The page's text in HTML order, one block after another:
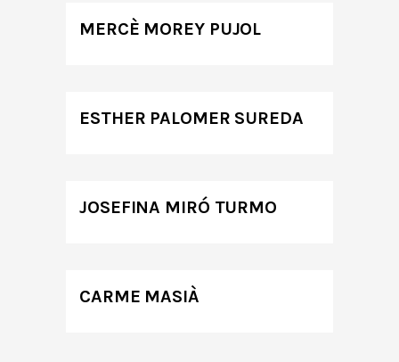
MERCÈ MOREY PUJOL
ESTHER PALOMER SUREDA
JOSEFINA MIRÓ TURMO
CARME MASIÀ